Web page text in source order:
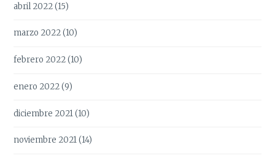
abril 2022(15)
marzo 2022(10)
febrero 2022(10)
enero 2022(9)
diciembre 2021(10)
noviembre 2021(14)